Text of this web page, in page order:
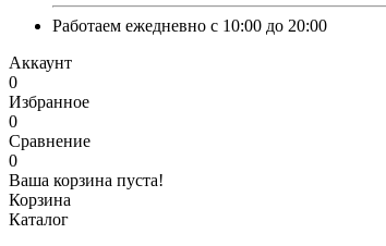
Работаем ежедневно с 10:00 до 20:00
Аккаунт
0
Избранное
0
Сравнение
0
Ваша корзина пуста!
Корзина
Каталог